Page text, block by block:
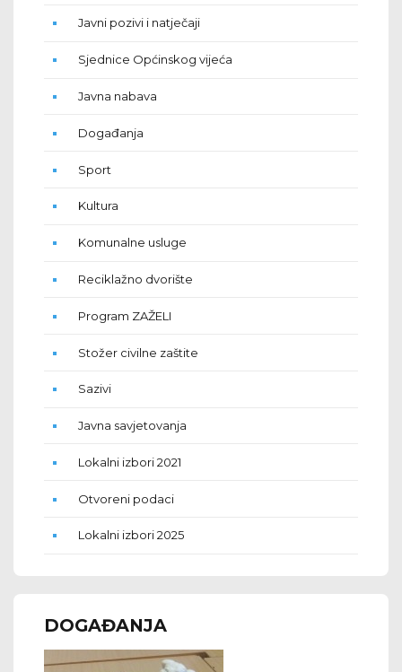
Javni pozivi i natječaji
Sjednice Općinskog vijeća
Javna nabava
Događanja
Sport
Kultura
Komunalne usluge
Reciklažno dvorište
Program ZAŽELI
Stožer civilne zaštite
Sazivi
Javna savjetovanja
Lokalni izbori 2021
Otvoreni podaci
Lokalni izbori 2025
DOGAĐANJA